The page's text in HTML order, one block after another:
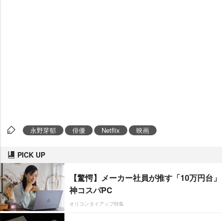
永野芽郁 俳優 Netflix 映画
PICK UP
【驚愕】メーカー社員が推す「10万円台」
神コスパPC
オリコンタイアップ特集